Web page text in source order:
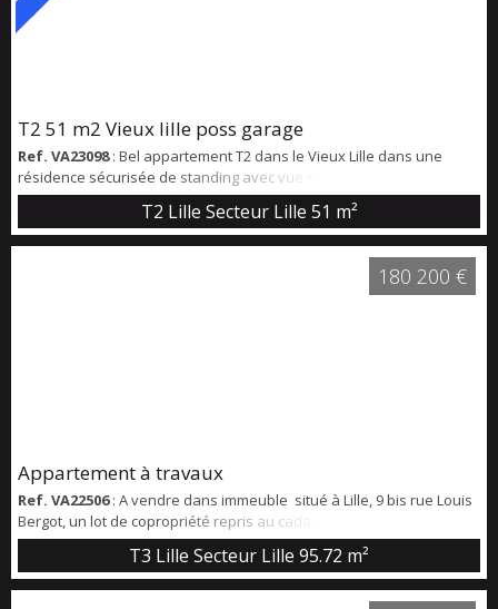
T2 51 m2 Vieux lille poss garage
Ref. VA23098: Bel appartement T2 dans le Vieux Lille dans une
résidence sécurisée de standing avec vue sur des espaces verts.
De très beaux volumes avec une entrée qui introduit une pièce de
vie de 27 m2 incluant une jolie cuisine équipée, un coin repas pour 4
et de grandes ouvertures vitrées sur les jardins. La chambre
séparée donne directement accès à une salle de bain avec
T2 Lille Secteur Lille 51 m²
Appartement à travaux
Ref. VA22506: A vendre dans immeuble situé à Lille, 9 bis rue Louis
Bergot, un lot de copropriété repris au cadastre comprenant d'une
part au rez-de-chaussée, un appartement de 74,87 m2 à rénover
complétemennt et au 1er étage un studio de 20,85 m2 comprenant
actuellement une entrée, un séjour avec cuisine, des WC, une salle
T3 Lille Secteur Lille 95.72 m²
180 200 €